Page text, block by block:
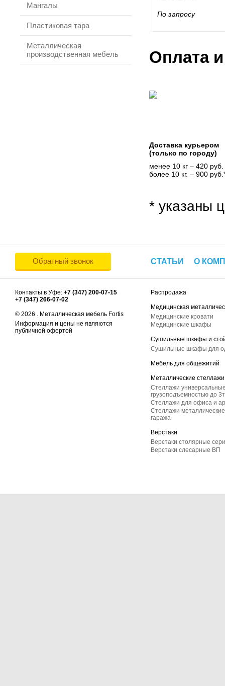
Мангалы
Пластиковая тара
Металлическая
производственная мебель
По запросу
Оплата
Доставка курьером
(только по городу)
менее 10 кг – 420 руб.
более 10 кг. – 900
* указаны
Обратный звонок СТАТЬИ О
Контакты в Уфе: +7 (347) 200-07-15
+7 (347) 266-07-02
© 2026 . Металлическая мебель Fortis
Информация и цены не являются
публичной офертой
Распродажа
Медицинская
Медицинские кровати
Медицинские шкафы
Сушильные шкафы и
Сушильные шкафы для
Мебель для общежитий
Металлические стеллажи
Стеллажи
грузоподъемностью до
Стеллажи для офиса и
Стеллажи
гаража
Верстаки
Верстаки столярные
Верстаки слесарные ВП